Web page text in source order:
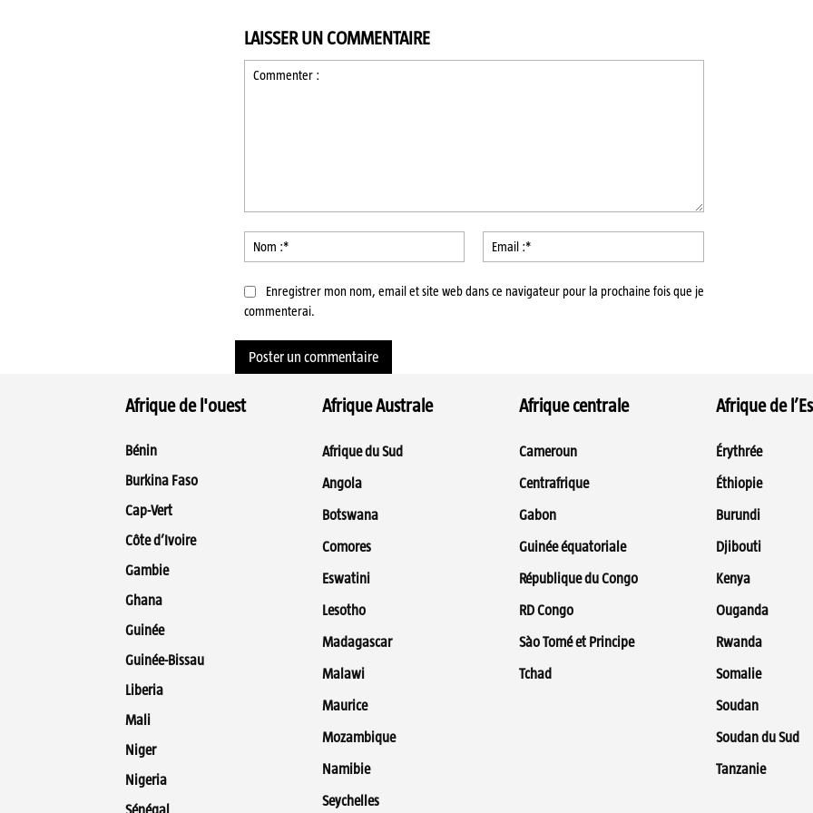
LAISSER UN COMMENTAIRE
:*
:*
Enregistrer mon nom, email et site web dans ce navigateur pour la prochaine fois que je
commenterai.
Afrique de l'ouest
Bénin
Burkina Faso
Cap-Vert
Côte d’Ivoire
Gambie
Ghana
Guinée
Guinée-Bissau
Liberia
Mali
Niger
Nigeria
Sénégal
Afrique Australe
Afrique du Sud
Angola
Botswana
Comores
Eswatini
Lesotho
Madagascar
Malawi
Maurice
Mozambique
Namibie
Seychelles
Afrique centrale
Cameroun
Centrafrique
Gabon
Guinée équatoriale
République du Congo
RD Congo
Sào Tomé et Principe
Tchad
Afrique de
Érythrée
Éthiopie
Burundi
Djibouti
Kenya
Ouganda
Rwanda
Somalie
Soudan
Soudan du Sud
Tanzanie